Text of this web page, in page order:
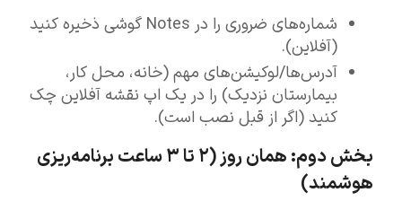
شماره‌های ضروری را در Notes گوشی ذخیره کنید
(آفلاین).
آدرس‌ها/لوکیشن‌های مهم (خانه، محل کار،
بیمارستان نزدیک) را در یک اپ نقشه آفلاین چک
کنید (اگر از قبل نصب است).
بخش دوم: همان روز (۲ تا ۳ ساعت برنامه‌ریزی
هوشمند)